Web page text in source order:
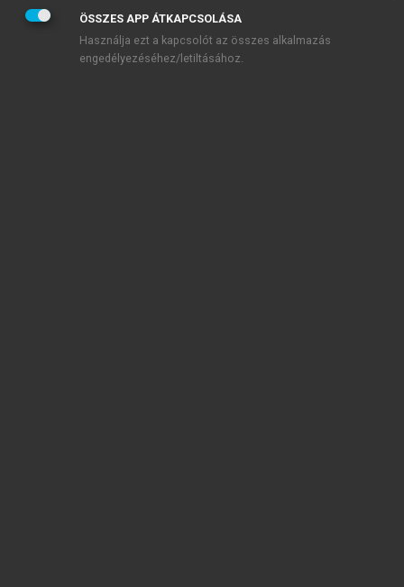
ÖSSZES APP ÁTKAPCSOLÁSA
Használja ezt a kapcsolót az összes alkalmazás
engedélyezéséhez/letiltásához.